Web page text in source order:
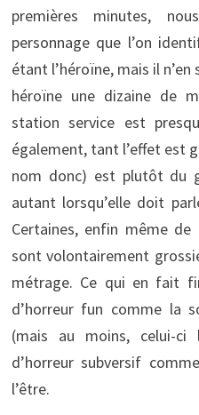
premières minutes,
personnage que l’on
étant l’héroïne, mais il n’en
héroïne une dizaine de
station service est
également, tant l’effet est
nom donc) est plutôt du
autant lorsqu’elle doit
Certaines, enfin même
sont volontairement
métrage. Ce qui en fait
d’horreur fun comme la
(mais au moins, celui-ci
d’horreur subversif
l’être.